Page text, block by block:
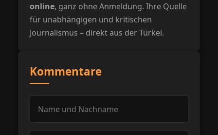
online, ganz ohne Anmeldung. Ihre Quelle
für unabhängigen und kritischen
Journalismus – direkt aus der Türkei.
Kommentare